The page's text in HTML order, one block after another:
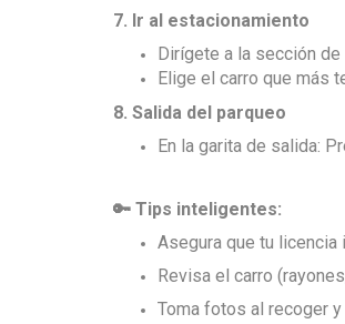
7. Ir al estacionamiento
Dirígete a la sección
Elige el carro que más
8. Salida del parqueo
En la garita de salida:
🔑 Tips inteligentes:
Asegura que tu
Revisa el carro
Toma fotos al recoger